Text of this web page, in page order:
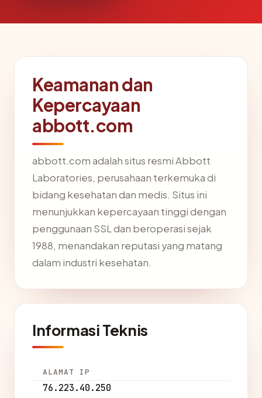
Keamanan dan
Kepercayaan
abbott.com
abbott.com adalah situs resmi Abbott
Laboratories, perusahaan terkemuka di
bidang kesehatan dan medis. Situs ini
menunjukkan kepercayaan tinggi dengan
penggunaan SSL dan beroperasi sejak
1988, menandakan reputasi yang matang
dalam industri kesehatan.
Informasi Teknis
ALAMAT IP
76.223.40.250